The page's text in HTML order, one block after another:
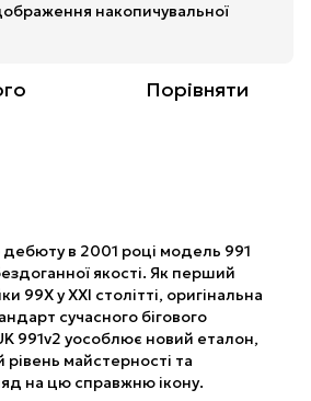
накопичувальної
Порівняти
дебюту в 2001 році модель 991
якості. Як перший
99X у XXI столітті, оригінальна
сучасного бігового
991v2 уособлює новий еталон,
майстерності та
на цю справжню ікону.